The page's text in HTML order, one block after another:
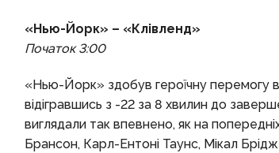
«Нью-Йорк» – «Клівленд»
Початок 3:00
«Нью-Йорк» здобув героїчну перемогу в
відігравшись з -22 за 8 хвилин до
виглядали так впевнено, як на
Брансон, Карл-Ентоні Таунс, Мікал